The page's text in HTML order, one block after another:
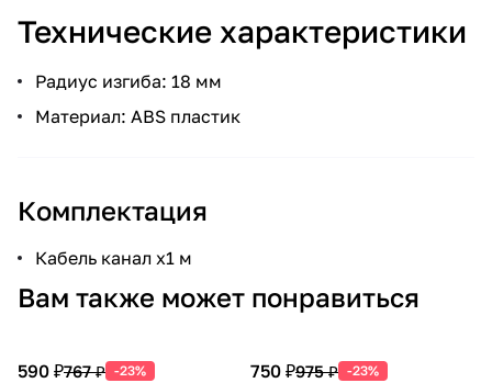
Технические характеристики
Радиус изгиба: 18 мм
Материал: ABS пластик
Комплектация
Кабель канал x1 м
Вам также может понравиться
590 ₽767 ₽ -23% 750 ₽975 ₽ -23%